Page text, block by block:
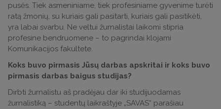
pusės. Tiek asmeniniame, tiek profesiniame gyvenime turėti
ratą žmonių, su kuriais gali pasitarti, kuriais gali pasitikėti,
yra labai svarbu. Ne veltui žurnalistai laikomi stipria
profesine bendruomene – to pagrindai klojami
Komunikacijos fakultete.
Koks buvo pirmasis Jūsų darbas apskritai ir koks buvo
pirmasis darbas baigus studijas?
Dirbti žurnalistu aš pradėjau dar iki studijuodamas
žurnalistiką – studentų laikraštyje „SAVAS“ parašiau